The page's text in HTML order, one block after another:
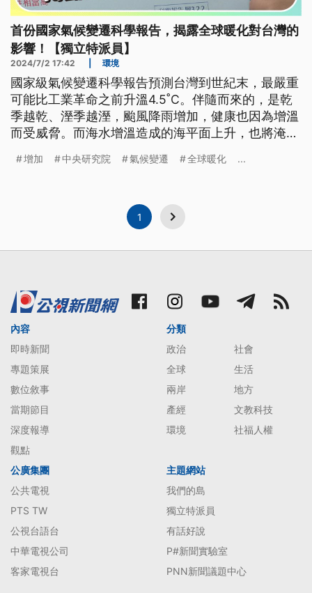
首份國家氣候變遷科學報告，揭露全球暖化對台灣的
影響！【獨立特派員】
2024/7/2 17:42 環境
國家級氣候變遷科學報告預測台灣到世紀末，最嚴重
可能比工業革命之前升溫4.5˚C。伴隨而來的，是乾
季越乾、溼季越溼，颱風降雨增加，健康也因為增溫
而受威脅。而海水增溫造成的海平面上升，也將淹沒
能上升1.75公尺。
增加 中央研究院 氣候變遷 全球暖化 ...
1
內容
即時新聞
專題策展
數位敘事
當期節目
深度報導
觀點
分類
政治
社會
全球
生活
兩岸
地方
產經
文教科技
環境
社福人權
公廣集團
公共電視
PTS TW
公視台語台
中華電視公司
客家電視台
主題網站
我們的島
獨立特派員
有話好說
P#新聞實驗室
PNN新聞議題中心